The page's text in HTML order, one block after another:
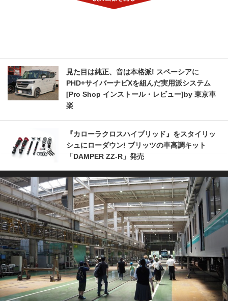
見た目は純正、音は本格派! スペーシアに
PHD+サイバーナビXを組んだ実用派システム
[Pro Shop インストール・レビュー]by 東京車
楽
『カローラクロスハイブリッド』をスタイリッ
シュにローダウン! ブリッツの車高調キット
「DAMPER ZZ-R」発売